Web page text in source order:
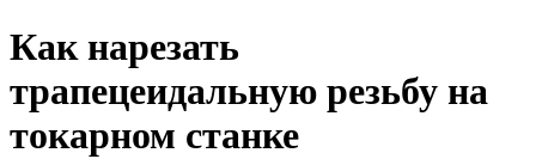
Как нарезать
трапецеидальную резьбу на
токарном станке